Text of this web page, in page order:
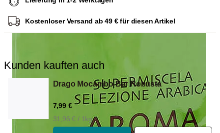
Kostenloser Versand ab 49 € für diesen Artikel
Kunden kauften auch
Drago Mocambo Bar Robusta
7,99 €
31,96 € / 1kg